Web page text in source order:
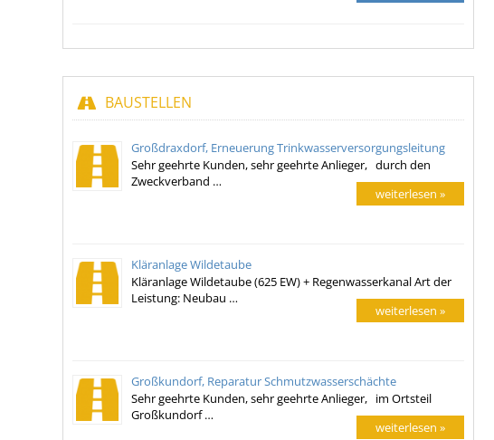
BAUSTELLEN
Großdraxdorf, Erneuerung Trinkwasserversorgungsleitung
Sehr geehrte Kunden, sehr geehrte Anlieger, durch den
Zweckverband …
weiterlesen »
Kläranlage Wildetaube
Kläranlage Wildetaube (625 EW) + Regenwasserkanal Art der
Leistung: Neubau …
weiterlesen »
Großkundorf, Reparatur Schmutzwasserschächte
Sehr geehrte Kunden, sehr geehrte Anlieger, im Ortsteil
Großkundorf …
weiterlesen »